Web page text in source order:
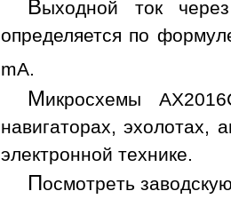
Выходной ток
определяется по
mA.
Микросхемы
навигаторах, эхолотах,
электронной технике.
Посмотреть